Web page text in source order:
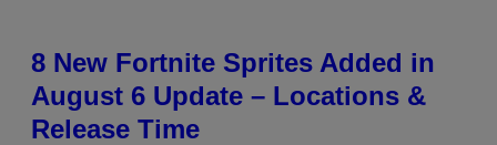
8 New Fortnite Sprites Added in
August 6 Update – Locations &
Release Time